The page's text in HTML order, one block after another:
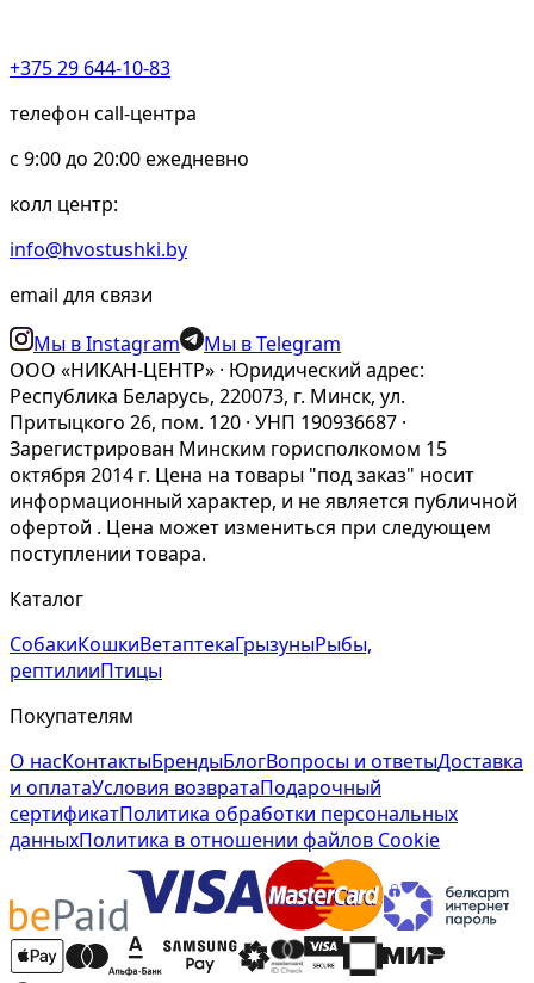
+375 29 644-10-83
телефон call-центра
c 9:00 до 20:00 ежедневно
колл центр:
info@hvostushki.by
email для связи
Мы в Instagram
Мы в Telegram
ООО «НИКАН-ЦЕНТР» · Юридический адрес:
Республика Беларусь, 220073, г. Минск, ул.
Притыцкого 26, пом. 120 · УНП 190936687 ·
Зарегистрирован Минским горисполкомом 15
октября 2014 г. Цена на товары "под заказ" носит
информационный характер, и не является публичной
офертой . Цена может измениться при следующем
поступлении товара.
Каталог
СобакиКошкиВетаптекаГрызуныРыбы,
рептилииПтицы
Покупателям
О насКонтактыБрендыБлогВопросы и ответыДоставка
и оплатаУсловия возвратаПодарочный
сертификатПолитика обработки персональных
данныхПолитика в отношении файлов Cookie